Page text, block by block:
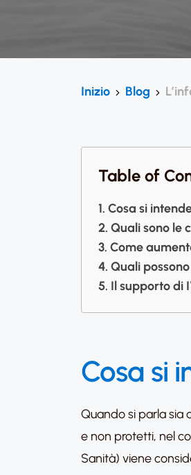
Inizio Blog
Table of
Cosa si
Quali sono le
Come
Quali
Il supporto di
Cosa si
Quando si parla sia
e non protetti, nel
Sanità) viene